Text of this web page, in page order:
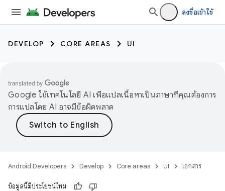
ลงชื่อเข้าใช้
DEVELOP CORE AREAS UI
Google ใช้เทคโนโลยี AI เพื่อแปลเนื้อหาเป็นภาษาที่คุณต้องการ
การแปลโดย AI อาจมีข้อผิดพลาด
Android Developers Develop Core areas UI เอกสาร
ข้อมูลนี้มีประโยชน์ไหม